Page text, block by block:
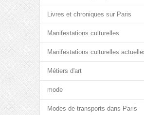
Livres et chroniques sur Paris
Manifestations culturelles
Manifestations culturelles
Métiers d'art
mode
Modes de transports dans Paris